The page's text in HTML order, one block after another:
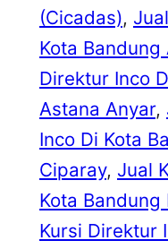
(Cicadas),
Kota
Direktur Inco
Astana Anyar,
Inco Di Kota
Ciparay, Jual
Kota
Kursi Direktur